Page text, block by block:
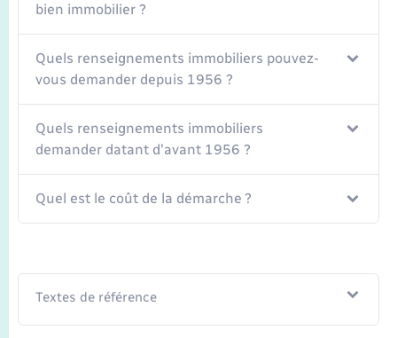
Voirie et espace public
bien immobilier ?
Quels renseignements immobiliers pouvez-
vous demander depuis 1956 ?
Quels renseignements immobiliers
demander datant d'avant 1956 ?
Quel est le coût de la démarche ?
Textes de référence